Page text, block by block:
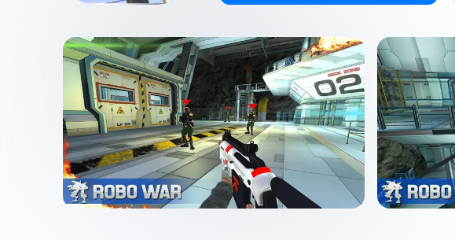
Скриншоты